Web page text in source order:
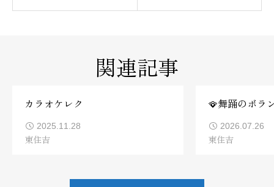
関連記事
カラオケレク
2025.11.28
東住吉
🪭舞踊のボラ
2026.07.26
東住吉